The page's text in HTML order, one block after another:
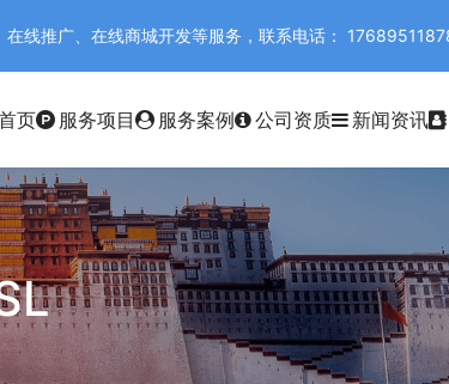
线推广、在线商城开发等服务，联系电话：
页 服务项目 服务案例 公司资质 新闻资讯